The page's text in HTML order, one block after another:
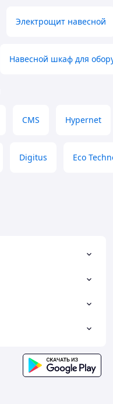
Электрощит навесной
Навесной шкаф для
CMS Hypernet
Digitus Eco